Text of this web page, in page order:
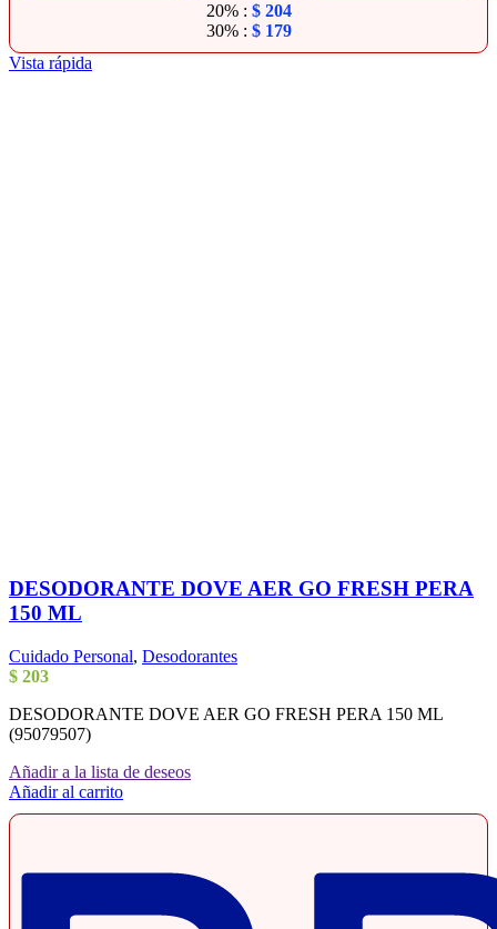
20% : $204
30% : $179
Vista rápida
DESODORANTE DOVE AER GO FRESH PERA
150 ML
Cuidado Personal, Desodorantes
$ 203
DESODORANTE DOVE AER GO FRESH PERA 150 ML
(95079507)
Añadir a la lista de deseos
Añadir al carrito